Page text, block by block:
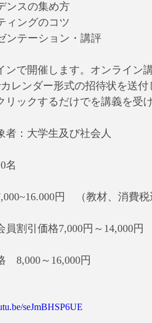
ンスの集め方
ィングのコツ
ンテーション・講評
ンで開催します。オンライン
レンダー形式の招待状を送
リックするだけでを講義を受
者：大学生及び社会人
名
円　（教材、消費
員割引価格7,000円～14,000円
　8,000～16,000円
seJmBHSP6UE